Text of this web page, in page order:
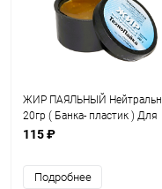
ЖИР ПАЯЛЬНЫЙ
20гр ( Банка- пластик ) Для
пайки радиодеталей и
промыш-ти и в быту (
115 ₽
Подробнее